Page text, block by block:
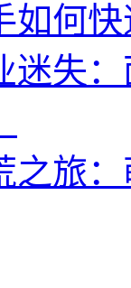
如何
迷失
之旅